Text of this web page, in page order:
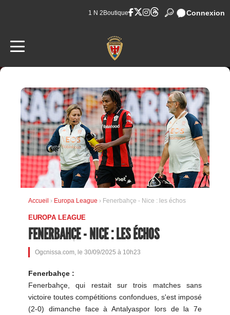
1 N 2 Boutique Connexion
Accueil › Europa League › Fenerbahçe - Nice : les échos
EUROPA LEAGUE
FENERBAHÇE - NICE : LES ÉCHOS
Ogcnissa.com, le 30/09/2025 à 10h23
Fenerbahçe :
Fenerbahçe, qui restait sur trois matches sans
victoire toutes compétitions confondues, s'est imposé
(2-0) dimanche face à Antalyaspor lors de la 7e